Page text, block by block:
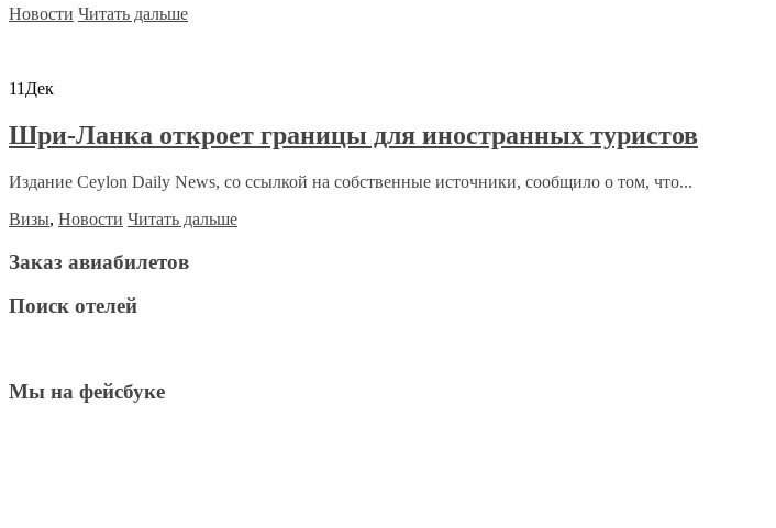
Новости Читать дальше
11 Дек
Шри-Ланка откроет границы для иностранных туристов
Издание Ceylon Daily News, со ссылкой на собственные источники, сообщило о том, что...
Визы, Новости Читать дальше
Заказ авиабилетов
Поиск отелей
Мы на фейсбуке